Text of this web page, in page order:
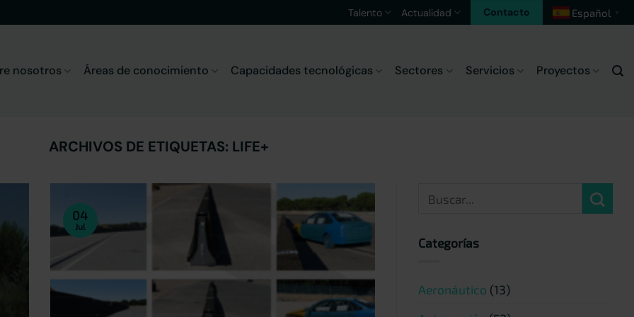
Talento Actualidad Contacto Español ▼
nosotros Áreas de conocimiento Capacidades tecnológicas Sectores Servicios Proyectos
ARCHIVOS DE ETIQUETAS: LIFE+
04
Jul
Categorías
Aeronáutico (13)